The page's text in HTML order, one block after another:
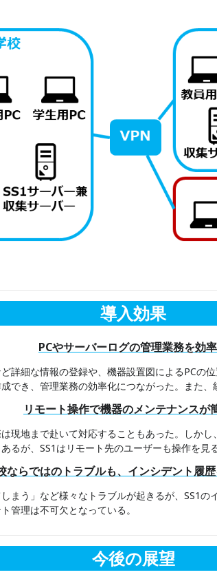
導入効果
PCやサーバーログの管理業務を効
詳細な情報の登録や、機器設置図によるPCの
でき、管理業務の効率化につながった。また
リモート操作で機器のメンテナンスが
現地まで赴いて対応することもあった。しか
るが、SS1はリモート先のユーザーも操作を見
ならではのトラブルも、インシデント履
まう」など様々なトラブルが起きるが、SS1
管理は不可欠となっている。
今後の展望